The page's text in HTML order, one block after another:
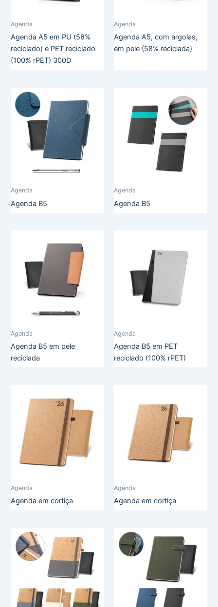
Agenda
Agenda A5 em PU (58%
reciclado) e PET reciclado
(100% rPET) 300D
Agenda
Agenda A5, com argolas,
em pele (58% reciclada)
Agenda
Agenda B5
Agenda
Agenda B5
Agenda
Agenda B5 em pele
reciclada
Agenda
Agenda B5 em PET
reciclado (100% rPET)
Agenda
Agenda em cortiça
Agenda
Agenda em cortiça